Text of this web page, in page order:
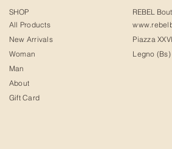
SHOP
All Products
New Arrivals
Woman
Man
About
Gift Card
REBEL
Piazza
Legno